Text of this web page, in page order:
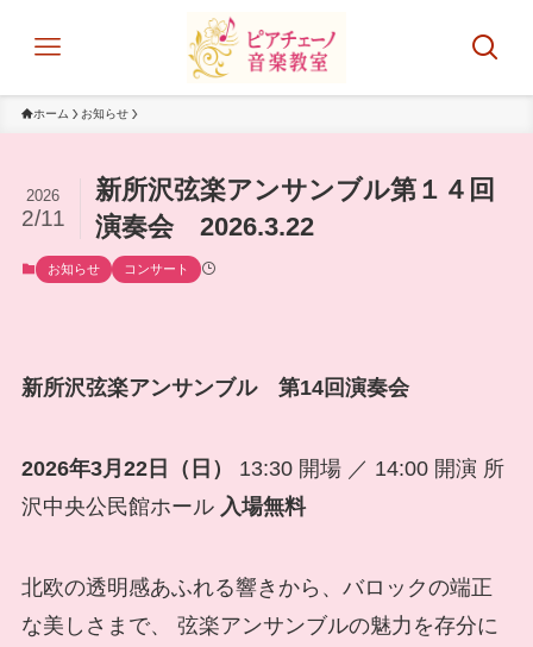
ホーム お知らせ
新所沢弦楽アンサンブル第１４回
演奏会 2026.3.22
2026
2/11
お知らせ コンサート
新所沢弦楽アンサンブル 第14回演奏会
2026年3月22日（日）
13:30 開場 ／ 14:00 開演 所
沢中央公民館ホール 入場無料
北欧の透明感あふれる響きから、バロックの端正
な美しさまで、 弦楽アンサンブルの魅力を存分に